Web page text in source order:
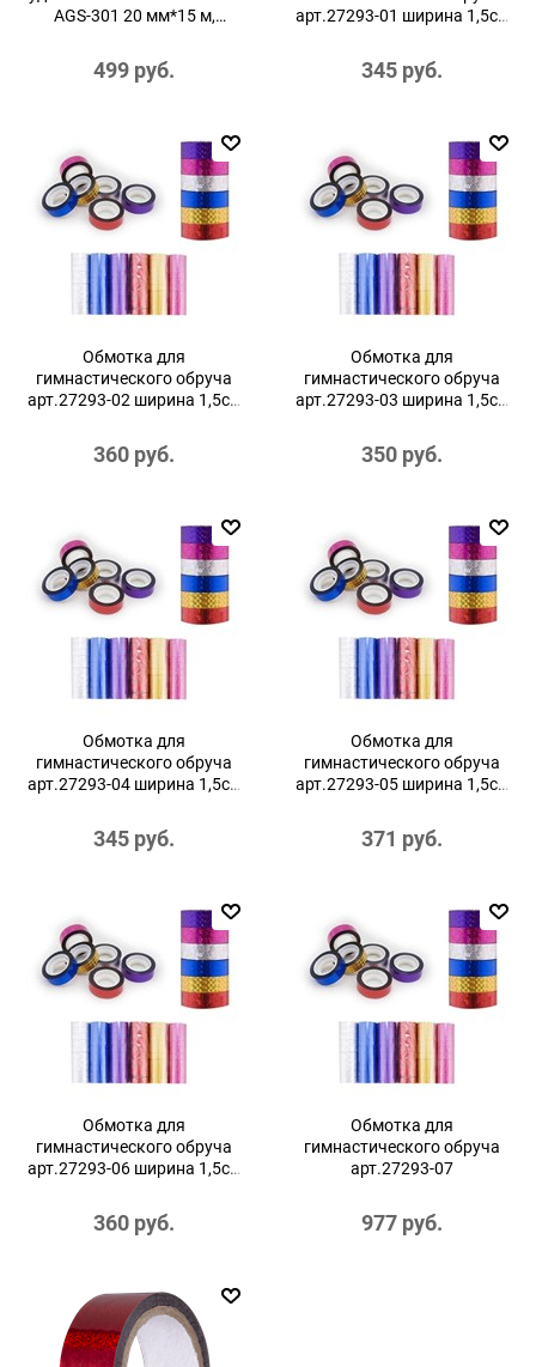
AGS-301 20 мм*15 м,
499 руб.
арт.27293-01 ширина 1,5см
345 руб.
Обмотка для
гимнастического обруча
арт.27293-02 ширина 1,5см
360 руб.
Обмотка для
гимнастического обруча
арт.27293-03 ширина 1,5см
350 руб.
Обмотка для
гимнастического обруча
арт.27293-04 ширина 1,5см
345 руб.
Обмотка для
гимнастического обруча
арт.27293-05 ширина 1,5см
371 руб.
Обмотка для
гимнастического обруча
арт.27293-06 ширина 1,5см
360 руб.
Обмотка для
гимнастического обруча
арт.27293-07
977 руб.